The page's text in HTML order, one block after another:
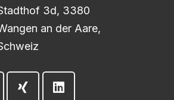
3d, 3380
an der Aare,